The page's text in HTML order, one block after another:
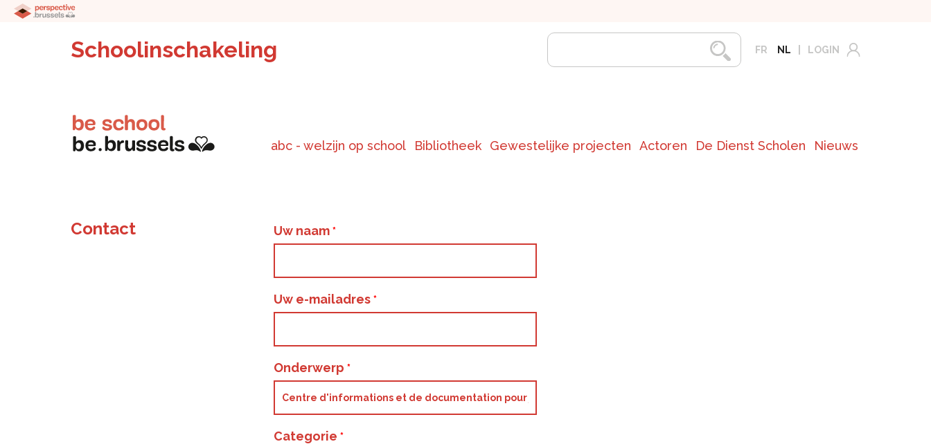
Schoolinschakeling FR NL LOGIN
abc - welzijn op school Bibliotheek Gewestelijke projecten Actoren De Dienst Scholen Nieuws
Contact Uw naam
Uw e-mailadres
Onderwerp
Categorie